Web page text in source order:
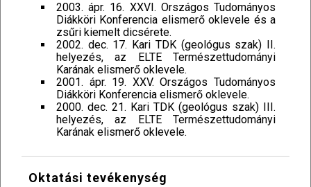
2003. ápr. 16. XXVI. Országos Tudományos
Diákköri Konferencia elismerő oklevele és a
zsűri kiemelt dicsérete.
2002. dec. 17. Kari TDK (geológus szak) II.
helyezés, az ELTE Természettudományi
Karának elismerő oklevele.
2001. ápr. 19. XXV. Országos Tudományos
Diákköri Konferencia elismerő oklevele.
2000. dec. 21. Kari TDK (geológus szak) III.
helyezés, az ELTE Természettudományi
Karának elismerő oklevele.
Oktatási tevékenység